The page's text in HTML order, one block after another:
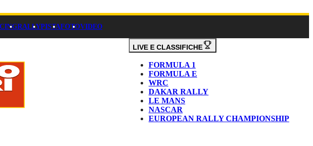
RALLYPISTAFOTOVIDEO
LIVE E CLASSIFICHE
FORMULA 1
FORMULA E
WRC
DAKAR RALLY
LE MANS
NASCAR
EUROPEAN RALLY CHAMPIONSHIP